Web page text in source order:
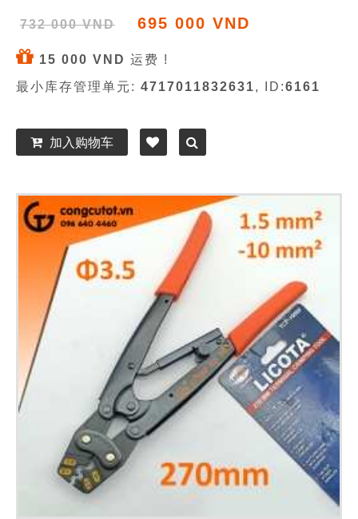
732 000 VND 695 000 VND
15 000 VND 运费 !
最小库存管理单元: 4717011832631, ID:6161
加入购物车